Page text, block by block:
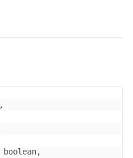
boolean,